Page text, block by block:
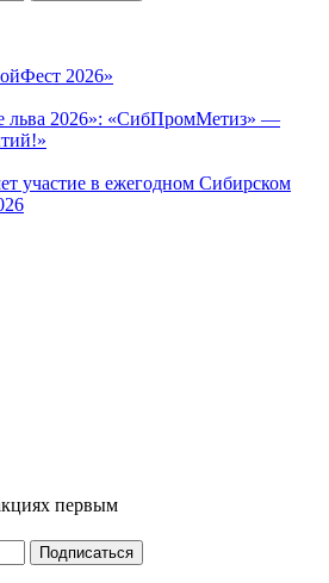
2026»
льва 2026»: «СибПромМетиз» —
участие в ежегодном Сибирском
первым